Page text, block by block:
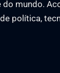
mundo.
política,